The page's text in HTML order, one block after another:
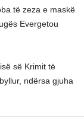
të zeza e maskë
Evergetou
së Krimit të
ndërsa gjuha